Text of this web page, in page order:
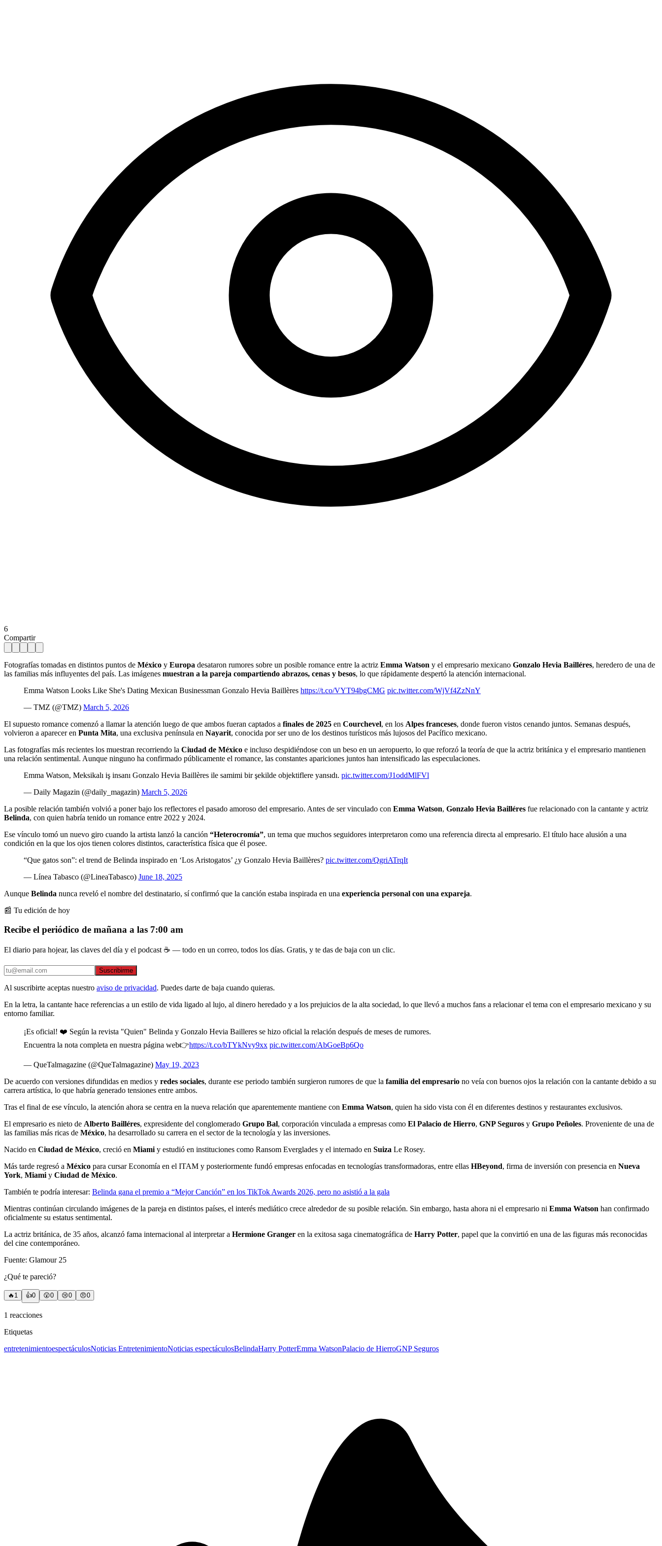
6
Compartir
Fotografías tomadas en distintos puntos de México y Europa desataron rumores sobre un posible romance entre la actriz Emma Watson y el empresario mexicano Gonzalo Hevia Bailléres, heredero de una de
las familias más influyentes del país. Las imágenes muestran a la pareja compartiendo abrazos, cenas y besos, lo que rápidamente despertó la atención internacional.
Emma Watson Looks Like She's Dating Mexican Businessman Gonzalo Hevia Baillères https://t.co/VYT94bgCMG pic.twitter.com/WjVf4ZzNnY
— TMZ (@TMZ) March 5, 2026
El supuesto romance comenzó a llamar la atención luego de que ambos fueran captados a finales de 2025 en Courchevel, en los Alpes franceses, donde fueron vistos cenando juntos. Semanas después,
volvieron a aparecer en Punta Mita, una exclusiva península en Nayarit, conocida por ser uno de los destinos turísticos más lujosos del Pacífico mexicano.
Las fotografías más recientes los muestran recorriendo la Ciudad de México e incluso despidiéndose con un beso en un aeropuerto, lo que reforzó la teoría de que la actriz británica y el empresario mantienen
una relación sentimental. Aunque ninguno ha confirmado públicamente el romance, las constantes apariciones juntos han intensificado las especulaciones.
Emma Watson, Meksikalı iş insanı Gonzalo Hevia Baillères ile samimi bir şekilde objektiflere yansıdı. pic.twitter.com/J1oddMlFVl
— Daily Magazin (@daily_magazin) March 5, 2026
La posible relación también volvió a poner bajo los reflectores el pasado amoroso del empresario. Antes de ser vinculado con Emma Watson, Gonzalo Hevia Bailléres fue relacionado con la cantante y actriz
Belinda, con quien habría tenido un romance entre 2022 y 2024.
Ese vínculo tomó un nuevo giro cuando la artista lanzó la canción “Heterocromía”, un tema que muchos seguidores interpretaron como una referencia directa al empresario. El título hace alusión a una
condición en la que los ojos tienen colores distintos, característica física que él posee.
“Que gatos son”: el trend de Belinda inspirado en ‘Los Aristogatos’ ¿y Gonzalo Hevia Baillères? pic.twitter.com/QgriATrqIt
— Línea Tabasco (@LineaTabasco) June 18, 2025
Aunque Belinda nunca reveló el nombre del destinatario, sí confirmó que la canción estaba inspirada en una experiencia personal con una expareja.
📰 Tu edición de hoy
Recibe el periódico de mañana a las 7:00 am
El diario para hojear, las claves del día y el podcast ☕ — todo en un correo, todos los días. Gratis, y te das de baja con un clic.
Suscribirme
Al suscribirte aceptas nuestro aviso de privacidad. Puedes darte de baja cuando quieras.
En la letra, la cantante hace referencias a un estilo de vida ligado al lujo, al dinero heredado y a los prejuicios de la alta sociedad, lo que llevó a muchos fans a relacionar el tema con el empresario mexicano y su
entorno familiar.
¡Es oficial! ❤️ Según la revista "Quien" Belinda y Gonzalo Hevia Bailleres se hizo oficial la relación después de meses de rumores.
Encuentra la nota completa en nuestra página web👉https://t.co/bTYkNvy9xx pic.twitter.com/AbGoeBp6Qo
— QueTalmagazine (@QueTalmagazine) May 19, 2023
De acuerdo con versiones difundidas en medios y redes sociales, durante ese periodo también surgieron rumores de que la familia del empresario no veía con buenos ojos la relación con la cantante debido a su
carrera artística, lo que habría generado tensiones entre ambos.
Tras el final de ese vínculo, la atención ahora se centra en la nueva relación que aparentemente mantiene con Emma Watson, quien ha sido vista con él en diferentes destinos y restaurantes exclusivos.
El empresario es nieto de Alberto Bailléres, expresidente del conglomerado Grupo Bal, corporación vinculada a empresas como El Palacio de Hierro, GNP Seguros y Grupo Peñoles. Proveniente de una de
las familias más ricas de México, ha desarrollado su carrera en el sector de la tecnología y las inversiones.
Nacido en Ciudad de México, creció en Miami y estudió en instituciones como Ransom Everglades y el internado en Suiza Le Rosey.
Más tarde regresó a México para cursar Economía en el ITAM y posteriormente fundó empresas enfocadas en tecnologías transformadoras, entre ellas HBeyond, firma de inversión con presencia en Nueva
York, Miami y Ciudad de México.
También te podría interesar: Belinda gana el premio a “Mejor Canción” en los TikTok Awards 2026, pero no asistió a la gala
Mientras continúan circulando imágenes de la pareja en distintos países, el interés mediático crece alrededor de su posible relación. Sin embargo, hasta ahora ni el empresario ni Emma Watson han confirmado
oficialmente su estatus sentimental.
La actriz británica, de 35 años, alcanzó fama internacional al interpretar a Hermione Granger en la exitosa saga cinematográfica de Harry Potter, papel que la convirtió en una de las figuras más reconocidas
del cine contemporáneo.
Fuente: Glamour 25
¿Qué te pareció?
🔥 1 👍0 😲0 😢0 😠0
1 reacciones
Etiquetas
entretenimientoespectáculosNoticias EntretenimientoNoticias espectáculosBelindaHarry PotterEmma WatsonPalacio de HierroGNP Seguros